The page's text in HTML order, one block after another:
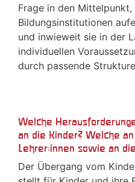
Frage in den
Bildungsinstitutionen
und inwieweit sie in der
individuellen
durch passende
Welche
an die Kinder? Welche
Lehrer:innen sowie an
Der Übergang vom